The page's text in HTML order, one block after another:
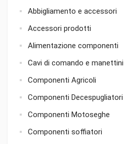
Abbigliamento e accessori
Accessori prodotti
Alimentazione componenti
Cavi di comando e manettini
Componenti Agricoli
Componenti
Componenti Motoseghe
Componenti soffiatori